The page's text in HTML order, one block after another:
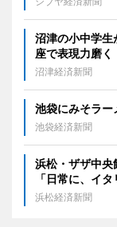
沼津の小中学
座で表現力磨く
沼津経済新聞
池袋にみそラ
池袋経済新聞
浜松・ザザ中
「日常に、イタ
浜松経済新聞